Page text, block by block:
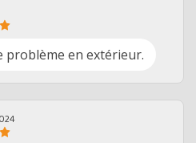
problème en extérieur.